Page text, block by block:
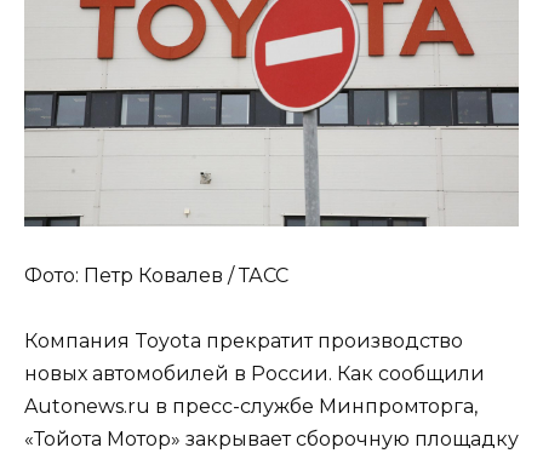
Фото: Петр Ковалев / ТАСС
Компания Toyota прекратит производство
новых автомобилей в России. Как сообщили
Autonews.ru в пресс-службе Минпромторга,
«Тойота Мотор» закрывает сборочную площадку